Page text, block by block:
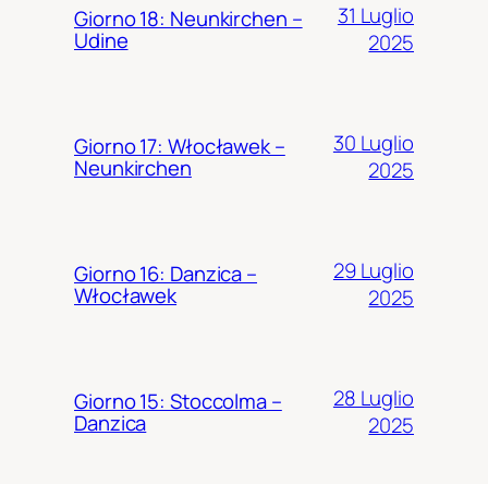
Giorno 18: Neunkirchen –
Udine
31 Luglio
2025
Giorno 17: Włocławek –
Neunkirchen
30 Luglio
2025
Giorno 16: Danzica –
Włocławek
29 Luglio
2025
Giorno 15: Stoccolma –
Danzica
28 Luglio
2025